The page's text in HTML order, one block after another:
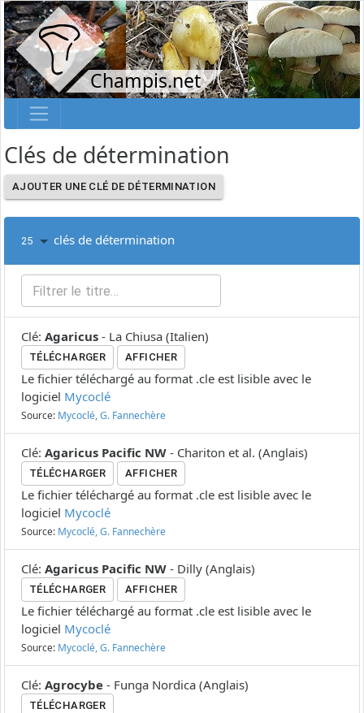
Champis.net
Clés de détermination
AJOUTER UNE CLÉ DE DÉTERMINATION
25 clés de détermination
Clé: Agaricus - La Chiusa (Italien)
TÉLÉCHARGER AFFICHER
Le fichier téléchargé au format .cle est lisible avec le
logiciel Mycoclé
Source: Mycoclé, G. Fannechère
Clé: Agaricus Pacific NW - Chariton et al. (Anglais)
TÉLÉCHARGER AFFICHER
Le fichier téléchargé au format .cle est lisible avec le
logiciel Mycoclé
Source: Mycoclé, G. Fannechère
Clé: Agaricus Pacific NW - Dilly (Anglais)
TÉLÉCHARGER AFFICHER
Le fichier téléchargé au format .cle est lisible avec le
logiciel Mycoclé
Source: Mycoclé, G. Fannechère
Clé: Agrocybe - Funga Nordica (Anglais)
TÉLÉCHARGER